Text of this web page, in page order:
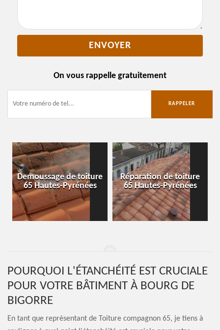
On vous rappelle gratuitement
Demoussage de toiture
65 Hautes-Pyrénées
Réparation de toiture
65 Hautes-Pyrénées
POURQUOI L'ÉTANCHÉITÉ EST CRUCIALE
POUR VOTRE BÂTIMENT À BOURG DE
BIGORRE
En tant que représentant de Toiture compagnon 65, je tiens à